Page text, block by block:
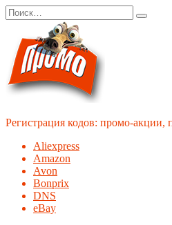
Перейти
к
содержанию
Search
for:
Регистрация кодов: промо-акции,
Aliexpress
Amazon
Avon
Bonprix
DNS
eBay